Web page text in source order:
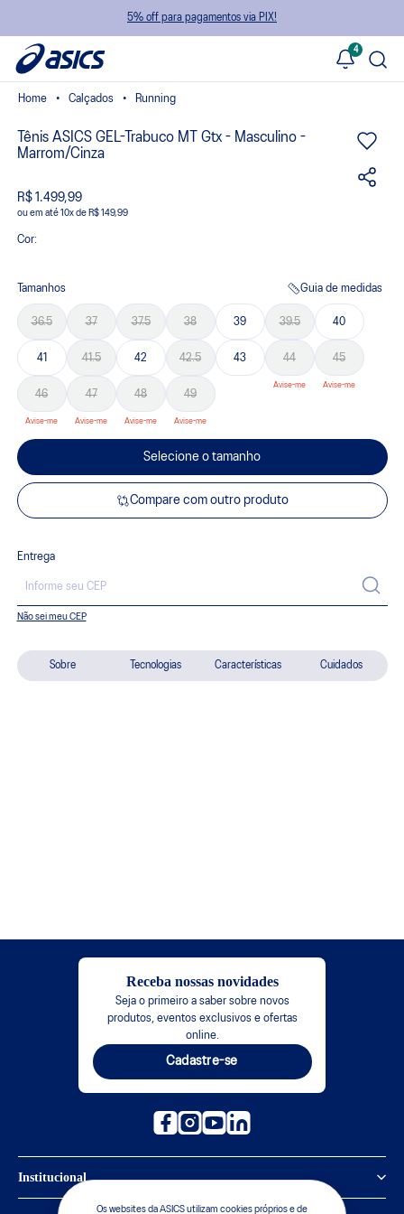
5% off para pagamentos via PIX!
4
Os websites da ASICS utilizam cookies próprios e de
Sobre Tecnologias Características Cuidados
Calçados Running
Tênis ASICS GEL-Trabuco MT Gtx - Masculino -
Marrom/Cinza
R$ 1.499,99
ou 10xde R$ 149,99
Cor:
Tamanhos Guia de medidas
36.5 37 37.5 38 39 39.5 40
41 41.5 42 42.5 43 44 45
46 47 48 49
Selecione o tamanho
Compare com outro produto
Entrega
Não sei meu CEP
Receba nossas novidades
Seja o primeiro a saber sobre novos
produtos, eventos exclusivos e ofertas
online.
Cadastre-se
Institucional